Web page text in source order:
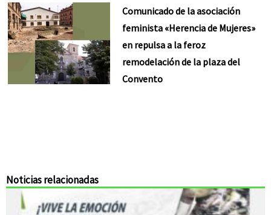
Comunicado de la asociación
feminista «Herencia de Mujeres»
en repulsa a la feroz
remodelación de la plaza del
Convento
Noticias relacionadas